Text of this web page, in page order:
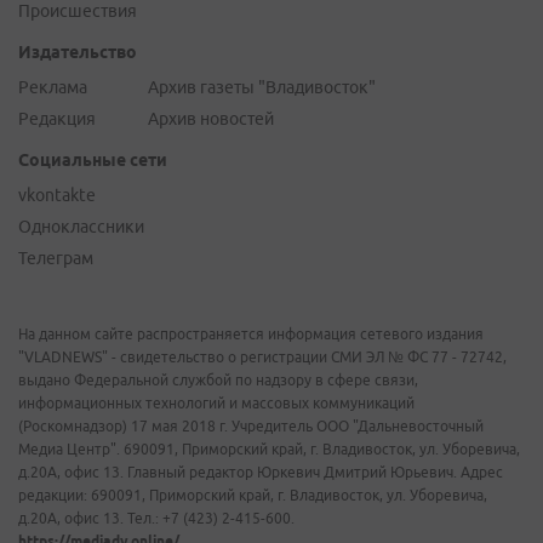
Происшествия
Издательство
Реклама
Редакция
Архив газеты "Владивосток"
Архив новостей
Социальные сети
vkontakte
Одноклассники
Телеграм
На данном сайте распространяется информация сетевого издания
"VLADNEWS" - свидетельство о регистрации СМИ ЭЛ № ФС 77 - 72742,
выдано Федеральной службой по надзору в сфере связи,
информационных технологий и массовых коммуникаций
(Роскомнадзор) 17 мая 2018 г. Учредитель ООО "Дальневосточный
Медиа Центр". 690091, Приморский край, г. Владивосток, ул. Уборевича,
д.20А, офис 13. Главный редактор Юркевич Дмитрий Юрьевич. Адрес
редакции: 690091, Приморский край, г. Владивосток, ул. Уборевича,
д.20А, офис 13. Тел.: +7 (423) 2-415-600.